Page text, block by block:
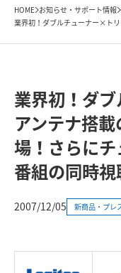
HOME お知らせ・サポート情報
業界初！ダブルチューナー×ト
業界初！ダ
アンテナ搭
場！さらに
番組の同時
2007/12/05 新商品・プレ